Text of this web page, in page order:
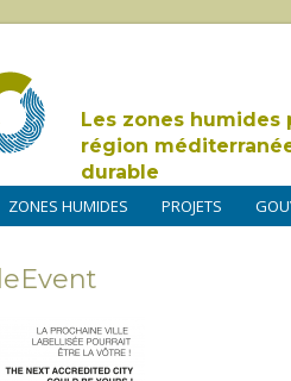
Les zones humides
région
durable
ZONES HUMIDES PROJETS